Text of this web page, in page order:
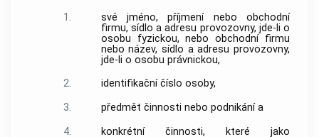
1.
své jméno, příjmení nebo obchodní
firmu, sídlo a adresu provozovny, jde-li o
osobu fyzickou, nebo obchodní firmu
nebo název, sídlo a adresu provozovny,
jde-li o osobu právnickou,
2.
identifikační číslo osoby,
3.
předmět činnosti nebo podnikání a
4.
konkrétní činnosti, které jako